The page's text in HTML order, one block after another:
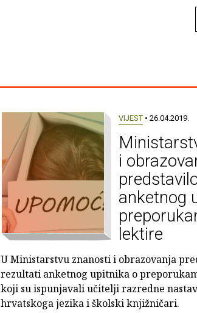
VIJEST • 26.04.2019.
i
anketnog
lektire
U Ministarstvu znanosti i obrazovanja
rezultati anketnog upitnika o
koji su ispunjavali učitelji razredne
hrvatskoga jezika i školski knjižničari.